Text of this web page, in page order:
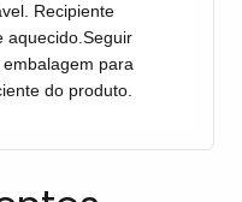
Recipiente
aquecido.Seguir
para
do produto.